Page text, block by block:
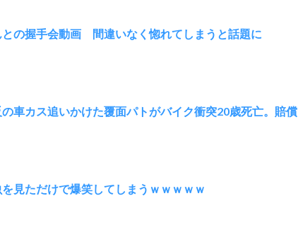
の握手会動画 間違いなく惚れてしまうと話題に
車カス追いかけた覆面パトがバイク衝突20歳死亡。賠償
見ただけで爆笑してしまうｗｗｗｗｗ